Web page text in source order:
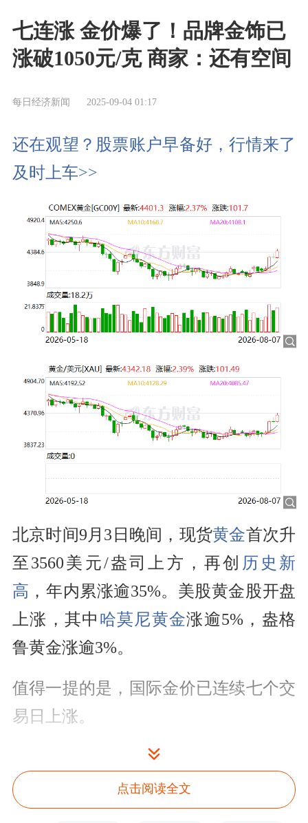
七连涨 金价爆了！品牌金饰已
涨破1050元/克 商家：还有空间
每日经济新闻 2025-09-04 01:17
还在观望？股票账户早备好，行情来了
及时上车>>
北京时间9月3日晚间，现货黄金首次升
至3560美元/盎司上方，再创 历史新
高 ，年内累涨逾35%。美股黄金股开盘
上涨，其中 哈莫尼黄金涨逾5%，盎格
鲁黄金涨逾3%。
值得一提的是，国际金价已连续七个交
易日上涨。
9月3日下午，上海黄金交易所发布通
知，对黄金延期品种与白银
延期合约交
易保证金水平和涨跌停板比例进行调
点击阅读全文